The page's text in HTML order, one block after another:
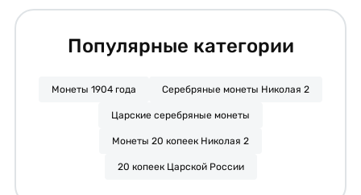
Популярные категории
Монеты 1904 года Серебряные монеты Николая 2
Царские серебряные монеты
Монеты 20 копеек Николая 2
20 копеек Царской России